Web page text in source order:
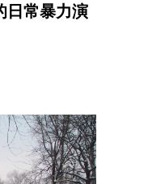
常暴力演